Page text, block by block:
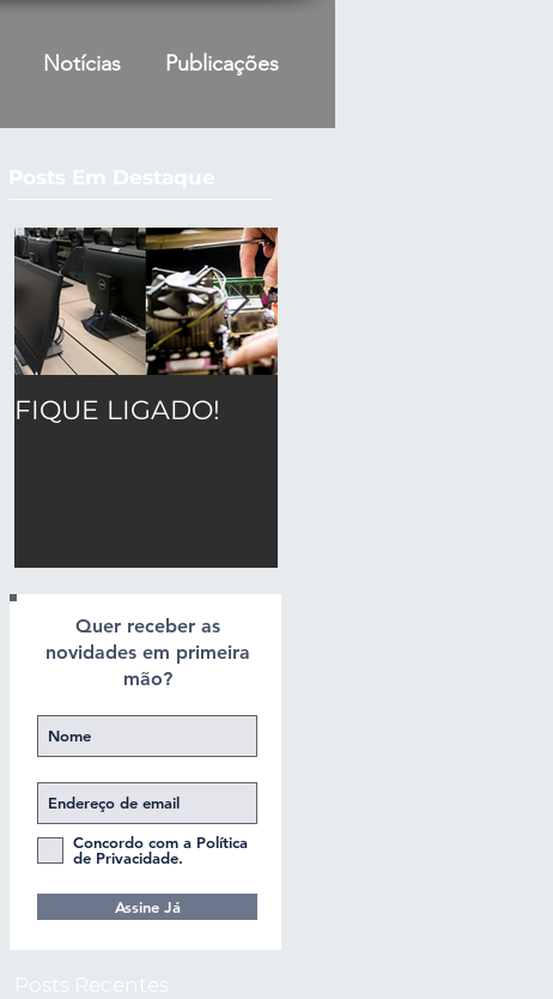
Notícias Publicações
Posts Em Destaque
FIQUE LIGADO!
Quer receber as
novidades em primeira
mão?
Concordo com a Política
de Privacidade.
Assine Já
Posts Recentes